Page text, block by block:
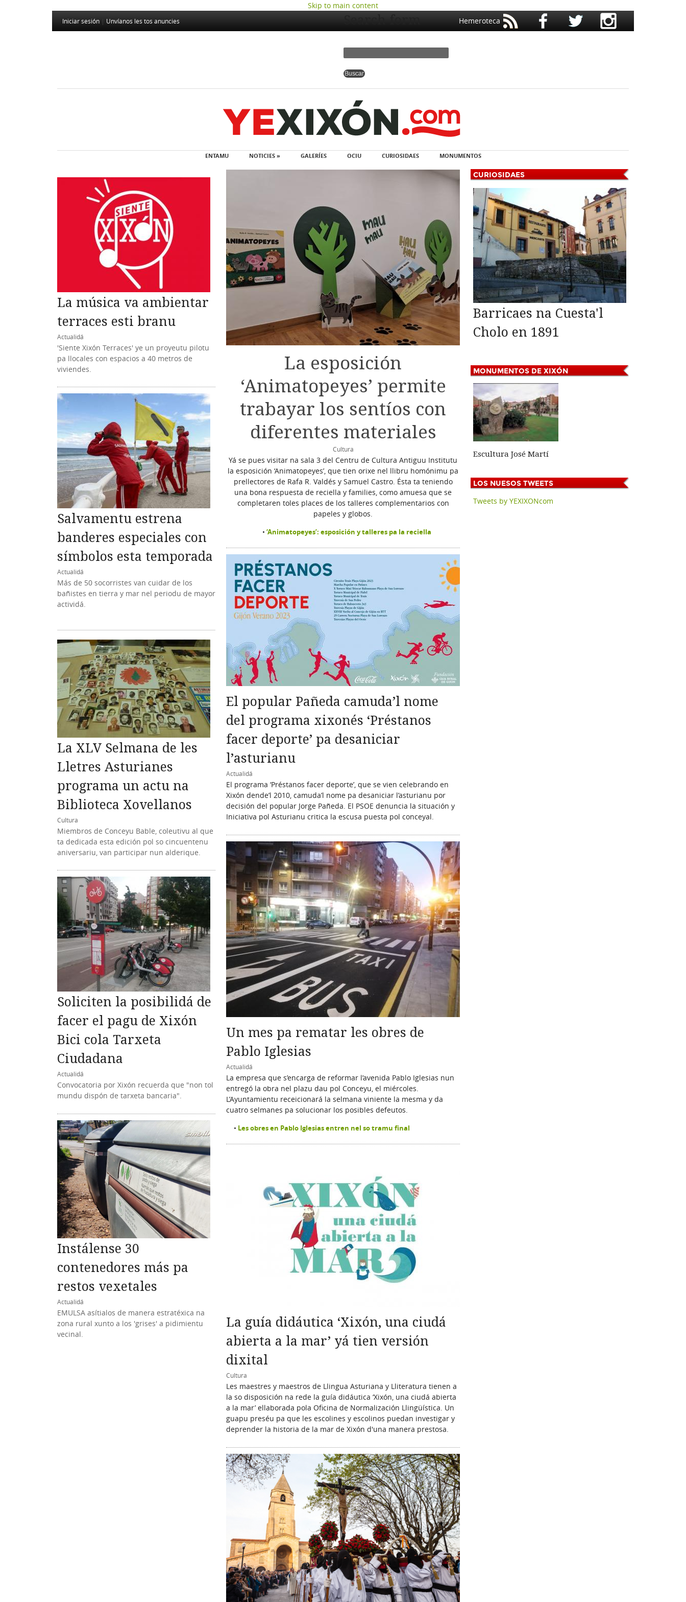
Skip to main content
Iniciar sesión Unvíanos les tos anuncies Hemeroteca
Search form
ENTAMU NOTICIES » GALERÍES OCIU CURIOSIDAES MONUMENTOS
La música va ambientar
terraces esti branu
Actualidá
'Siente Xixón Terraces' ye un proyeutu pilotu
pa llocales con espacios a 40 metros de
viviendes.
Salvamentu estrena
banderes especiales con
símbolos esta temporada
Actualidá
Más de 50 socorristes van cuidar de los
bañistes en tierra y mar nel periodu de mayor
actividá.
La XLV Selmana de les
Lletres Asturianes
programa un actu na
Biblioteca Xovellanos
Cultura
Miembros de Conceyu Bable, coleutivu al que
ta dedicada esta edición pol so cincuentenu
aniversariu, van participar nun alderique.
Soliciten la posibilidá de
facer el pagu de Xixón
Bici cola Tarxeta
Ciudadana
Actualidá
Convocatoria por Xixón recuerda que "non tol
mundu dispón de tarxeta bancaria".
Instálense 30
contenedores más pa
restos vexetales
Actualidá
EMULSA asítialos de manera estratéxica na
zona rural xunto a los 'grises' a pidimientu
vecinal.
La esposición
‘Animatopeyes’ permite
trabayar los sentíos con
diferentes materiales
Cultura
Yá se pues visitar na sala 3 del Centru de Cultura Antiguu Institutu
la esposición ‘Animatopeyes’, que tien orixe nel llibru homónimu pa
prellectores de Rafa R. Valdés y Samuel Castro. Ésta ta teniendo
una bona respuesta de reciella y families, como amuesa que se
completaren toles places de los talleres complementarios con
papeles y globos.
‘Animatopeyes’: esposición y talleres pa la reciella
El popular Pañeda camuda’l nome
del programa xixonés ‘Préstanos
facer deporte’ pa desaniciar
l’asturianu
Actualidá
El programa ‘Préstanos facer deporte’, que se vien celebrando en
Xixón dende’l 2010, camuda’l nome pa desaniciar l’asturianu por
decisión del popular Jorge Pañeda. El PSOE denuncia la situación y
Iniciativa pol Asturianu critica la escusa puesta pol conceyal.
Un mes pa rematar les obres de
Pablo Iglesias
Actualidá
La empresa que s’encarga de reformar l’avenida Pablo Iglesias nun
entregó la obra nel plazu dau pol Conceyu, el miércoles.
L’Ayuntamientu receicionará la selmana viniente la mesma y da
cuatro selmanes pa solucionar los posibles defeutos.
Les obres en Pablo Iglesias entren nel so tramu final
La guía didáutica ‘Xixón, una ciudá
abierta a la mar’ yá tien versión
dixital
Cultura
Les maestres y maestros de Llingua Asturiana y Lliteratura tienen a
la so disposición na rede la guía didáutica ‘Xixón, una ciudá abierta
a la mar’ ellaborada pola Oficina de Normalización Llingüística. Un
guapu preséu pa que les escolines y escolinos puedan investigar y
deprender la historia de la mar de Xixón d'una manera prestosa.
CURIOSIDAES
Barricaes na Cuesta'l
Cholo en 1891
MONUMENTOS DE XIXÓN
Escultura José Martí
LOS NUESOS TWEETS
Tweets by YEXIXONcom